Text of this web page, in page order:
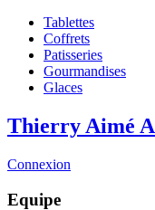
Tablettes
Coffrets
Patisseries
Gourmandises
Glaces
Thierry Aimé
Connexion
Equipe